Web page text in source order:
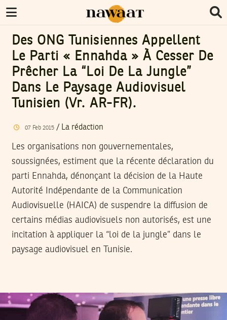
Des ONG Tunisiennes Appellent
Le Parti « Ennahda » À Cesser De
Prêcher La “loi De La Jungle”
Dans Le Paysage Audiovisuel
Tunisien (vr. AR-FR).
07 Feb 2015/ La rédaction
Les organisations non gouvernementales,
soussignées, estiment que la récente déclaration du
parti Ennahda, dénonçant la décision de la Haute
Autorité Indépendante de la Communication
Audiovisuelle (HAICA) de suspendre la diffusion de
certains médias audiovisuels non autorisés, est une
incitation à appliquer la “loi de la jungle” dans le
paysage audiovisuel en Tunisie.